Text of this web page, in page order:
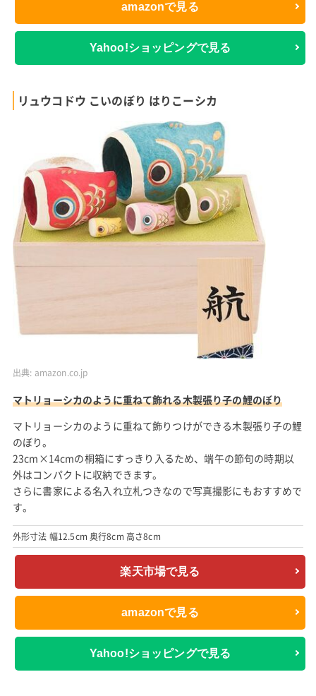
amazonで見る
Yahoo!ショッピングで見る
リュウコドウ こいのぼり はりこーシカ
出典: amazon.co.jp
マトリョーシカのように重ねて飾れる木製張り子の鯉のぼり
マトリョーシカのように重ねて飾りつけができる木製張り子の鯉
のぼり。
23cm×14cmの桐箱にすっきり入るため、端午の節句の時期以
外はコンパクトに収納できます。
さらに書家による名入れ立札つきなので写真撮影にもおすすめで
す。
外形寸法 幅12.5cm 奥行8cm 高さ8cm
楽天市場で見る
amazonで見る
Yahoo!ショッピングで見る